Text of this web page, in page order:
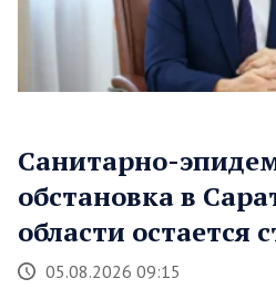
Санитарно-
обстановка в
области остается
05.08.2026 09:15